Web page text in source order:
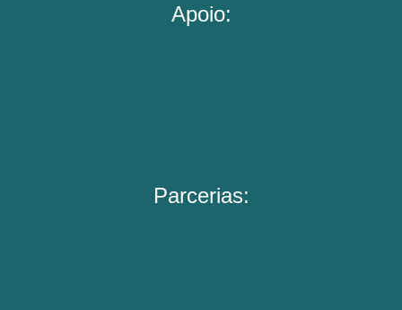
Apoio:
Parcerias: